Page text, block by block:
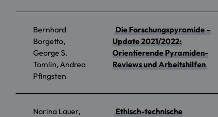
Bernhard
Borgetto,
George S.
Tomlin, Andrea
Pfingsten
Die Forschungspyramide –
Update 2021/2022:
Orientierende Pyramiden-
Reviews und Arbeitshilfen
Norina Lauer,
Ethisch-technische